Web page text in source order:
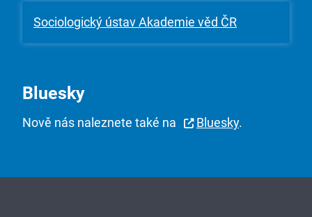
Sociologický ústav Akademie věd ČR
Bluesky
Nově nás naleznete také na Bluesky.